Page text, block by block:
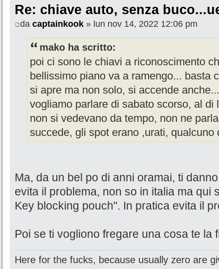
Re: chiave auto, senza
da captainkook » lun nov 14, 2022 12:06 pm
mako ha scritto:
poi ci sono le chiavi a riconoscimento
bellissimo piano va a ramengo... basta
si apre ma non solo, si accende
vogliamo parlare di sabato scorso, al
non si vedevano da tempo, non ne
succede, gli spot erano ,urati, qualcuno
Ma, da un bel po di anni oramai, ti
evita il problema, non so in italia ma qui
Key blocking pouch". In pratica evita il
Poi se ti vogliono fregare una cosa te la
Here for the fucks, because usually zero are